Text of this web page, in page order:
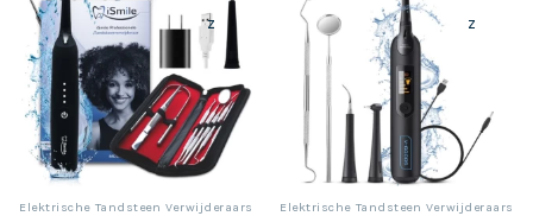
z
Elektrische Tandsteen Verwijderaars
z
Elektrische Tandsteen Verwijderaars